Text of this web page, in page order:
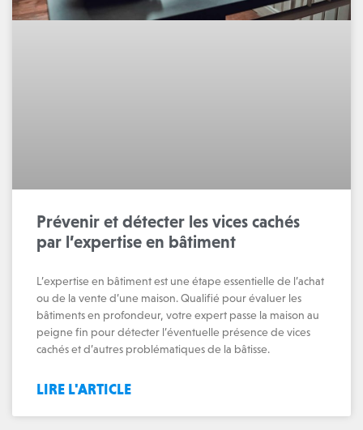
Prévenir et détecter les vices cachés
par l’expertise en bâtiment
L’expertise en bâtiment est une étape essentielle de l’achat
ou de la vente d’une maison. Qualifié pour évaluer les
bâtiments en profondeur, votre expert passe la maison au
peigne fin pour détecter l’éventuelle présence de vices
cachés et d’autres problématiques de la bâtisse.
LIRE L'ARTICLE